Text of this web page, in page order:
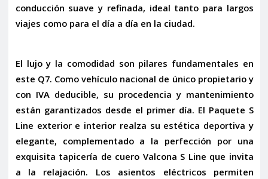
conducción suave y refinada, ideal tanto para largos
viajes como para el día a día en la ciudad.
El lujo y la comodidad son pilares fundamentales en
este Q7. Comovehículo nacional de único propietarioy
con IVA deducible, su procedencia y mantenimiento
están garantizados desde el primer día. El Paquete S
Line exterior e interior realza su estética deportiva y
elegante, complementado a la perfección por una
exquisita tapicería de cuero Valcona S Line que invita
a la relajación. Los asientos eléctricos permiten